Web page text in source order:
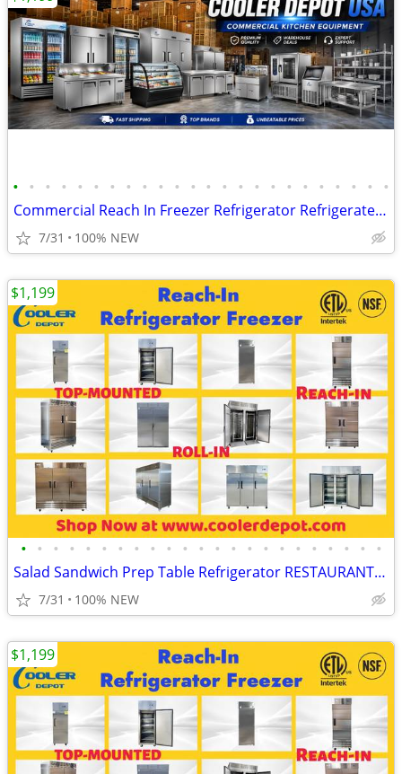
• • • • • • • • • • • • • • • • • • • • • • • •
Commercial Reach In Freezer Refrigerator Refrigerated Cooler RESTAURAN
7/31 100% NEW
• • • • • • • • • • • • • • • • • • • • • • •
Salad Sandwich Prep Table Refrigerator RESTAURANT EQUIPMENT More photo
7/31 100% NEW
$1,199
$1,199